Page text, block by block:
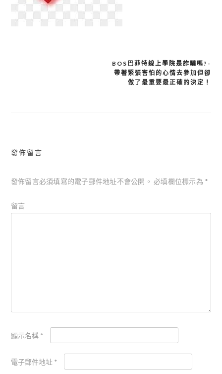
BOS巴菲特線上學院是詐騙嗎?-
帶著緊張害怕的心情去參加但卻
做了最重要最正確的決定！
發佈留言
發佈留言必須填寫的電子郵件地址不會公開。 必填欄位標示為 *
留言
顯示名稱 *
電子郵件地址 *